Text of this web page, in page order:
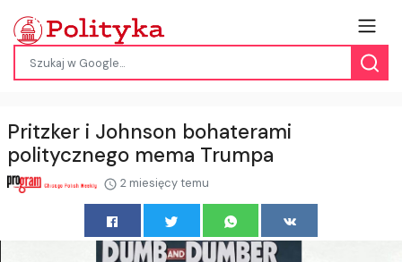
Pritzker i Johnson bohaterami
politycznego mema Trumpa
2 miesięcy temu